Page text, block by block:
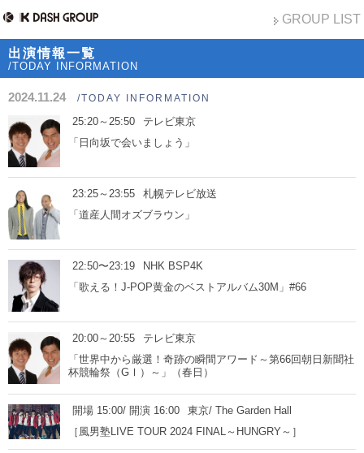
GROUP LIST
出演情報一覧
/TODAY INFORMATION
2024.11.24 /TODAY INFORMATION
25:20～25:50
テレビ東京
「日向坂で会いましょう」
23:25～23:55
札幌テレビ放送
「道産人間オズブラウン」
22:50〜23:19
NHK BSP4K
「歌える！J-POP黄金のベストアルバム30M」#66
20:00～20:55
テレビ東京
「世界中から厳選！奇跡の瞬間アワード～第66回朝日新聞社
杯競輪祭（GⅠ）～」（春日）
開場 15:00/ 開演 16:00
東京/ The Garden Hall
［風男塾LIVE TOUR 2024 FINAL～HUNGRY～］